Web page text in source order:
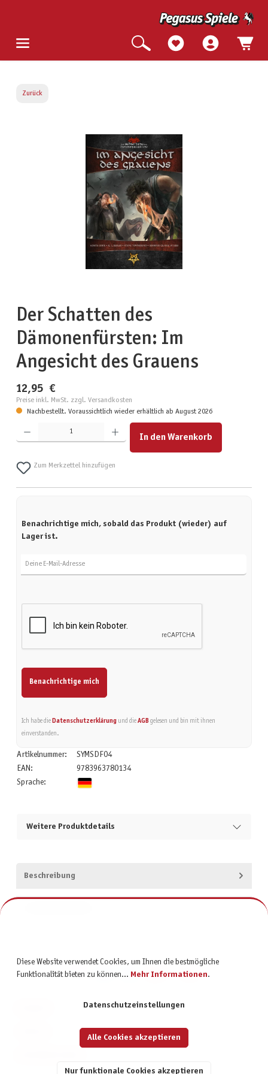
Zurück
Der Schatten des
Dämonenfürsten: Im
Angesicht des Grauens
12,95 €
Preise inkl. MwSt. zzgl. Versandkosten
Nachbestellt. Voraussichtlich wieder erhältlich ab August 2026
Produkt Anzahl: Gib den gewünschten Wert ein oder benutze die Schaltflächen um die Anzahl zu
In den Warenkorb
Zum Merkzettel hinzufügen
Benachrichtige mich, sobald das Produkt (wieder) auf
Lager ist.
Benachrichtige mich
Ich habe die Datenschutzerklärungund die AGBgelesen und bin mit ihnen
einverstanden.
Artikelnummer:
SYMSDF04
EAN:
9783963780134
Sprache:
Weitere Produktdetails
Beschreibung
Diese Website verwendet Cookies, um Ihnen die bestmögliche
Funktionalität bieten zu können... Mehr Informationen.
Datenschutzeinstellungen
Nur funktionale Cookies akzeptieren
Alle Cookies akzeptieren